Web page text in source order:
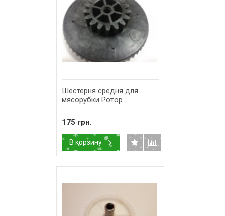
Шестерня средня для
мясорубки Ротор
175 грн.
В корзину